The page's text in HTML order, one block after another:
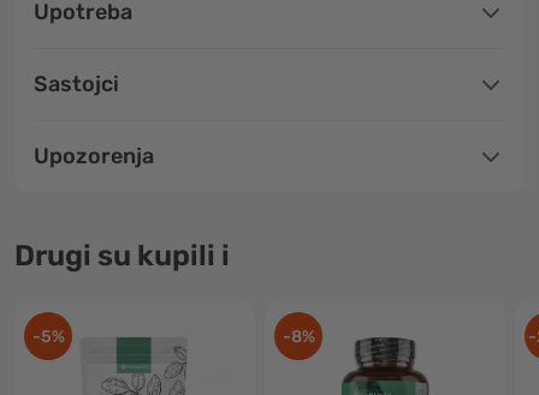
Upotreba
Sastojci
Upozorenja
Drugi su kupili i
-5% -8% -